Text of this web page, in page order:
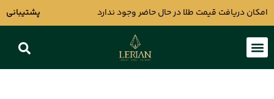
امکان دریافت قیمت طلا در حال حاضر وجود ندارد پشتیبانی